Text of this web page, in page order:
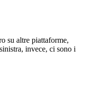
su altre piattaforme,
invece, ci sono i